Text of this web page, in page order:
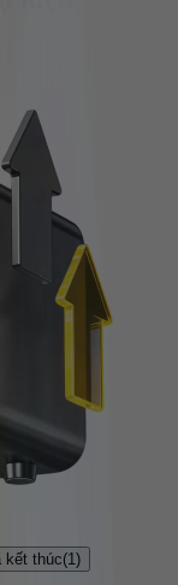
kết thúc(1 )